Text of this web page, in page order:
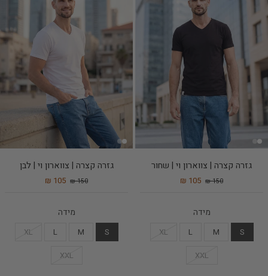
גזרה קצרה | צווארון וי | שחור
150 ₪
105 ₪
מידה
S
M
L
XL
XXL
גזרה קצרה | צווארון וי | לבן
150 ₪
105 ₪
מידה
S
M
L
XL
XXL